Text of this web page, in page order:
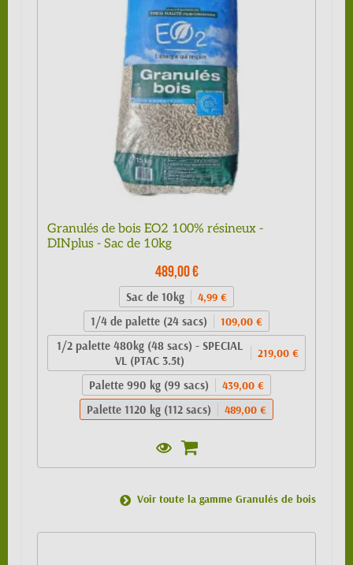
Granulés de bois EO2 100% résineux -
DINplus - Sac de 10kg
489,00 €
Sac de 10kg 4,99 €
1/4 de palette (24 sacs) 109,00 €
1/2 palette 480kg (48 sacs) - SPECIAL
VL (PTAC 3.5t)
219,00 €
Palette 990 kg (99 sacs) 439,00 €
Palette 1120 kg (112 sacs) 489,00 €
Voir toute la gamme Granulés de bois